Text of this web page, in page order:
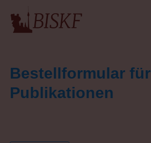
Bestellformular für
Publikationen